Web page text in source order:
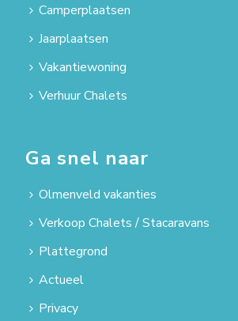
Camperplaatsen
Jaarplaatsen
Vakantiewoning
Verhuur Chalets
Ga snel naar
Olmenveld vakanties
Verkoop Chalets / Stacaravans
Plattegrond
Actueel
Privacy